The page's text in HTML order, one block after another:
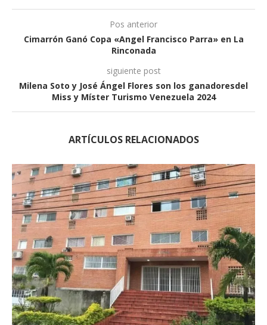
Pos anterior
Cimarrón Ganó Copa «Angel Francisco Parra» en La
Rinconada
siguiente post
Milena Soto y José Ángel Flores son los ganadoresdel
Miss y Míster Turismo Venezuela 2024
ARTÍCULOS RELACIONADOS